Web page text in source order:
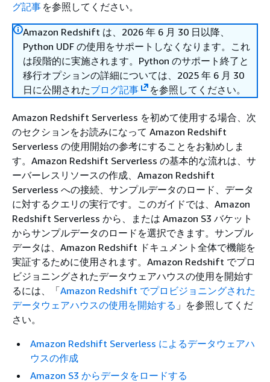
グ記事 を参照してください。
Amazon Redshift は、2026 年 6 月 30 日以降、
Python UDF の使用をサポートしなくなります。これ
は段階的に実施されます。Python のサポート終了と
移行オプションの詳細については、2025 年 6 月 30
日に公開されたブログ記事 を参照してください。
Amazon Redshift Serverless を初めて使用する場合、次
のセクションをお読みになって Amazon Redshift
Serverless の使用開始の参考にすることをお勧めしま
す。Amazon Redshift Serverless の基本的な流れは、サ
ーバーレスリソースの作成、Amazon Redshift
Serverless への接続、サンプルデータのロード、データ
に対するクエリの実行です。このガイドでは、Amazon
Redshift Serverless から、または Amazon S3 バケット
からサンプルデータのロードを選択できます。サンプル
データは、Amazon Redshift ドキュメント全体で機能を
実証するために使用されます。Amazon Redshift でプロ
ビジョニングされたデータウェアハウスの使用を開始す
るには、「Amazon Redshift でプロビジョニングされた
データウェアハウスの使用を開始する 」を参照してくだ
さい。
Amazon Redshift Serverless によるデータウェアハ
ウスの作成
Amazon S3 からデータをロードする